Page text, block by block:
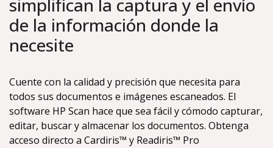
simplifican la captura y el envío
de la información donde la
necesite
Cuente con la calidad y precisión que necesita para
todos sus documentos e imágenes escaneados. El
software HP Scan hace que sea fácil y cómodo capturar,
editar, buscar y almacenar los documentos. Obtenga
acceso directo a Cardiris™ y Readiris™ Pro